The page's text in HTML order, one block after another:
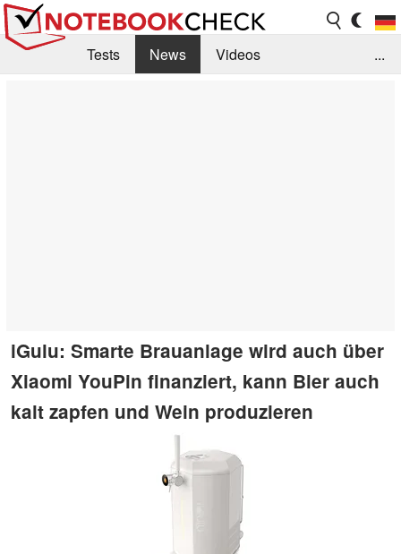
Tests News
Videos
...
iGulu: Smarte Brauanlage wird auch über
Xiaomi YouPin finanziert, kann Bier auch
kalt zapfen und Wein produzieren